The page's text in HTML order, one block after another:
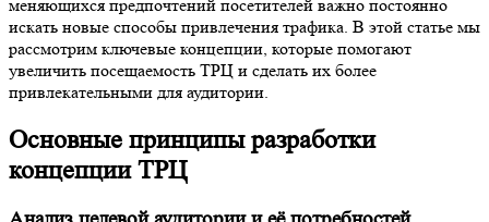
меняющихся предпочтений посетителей важно постоянно
искать новые способы привлечения трафика. В этой статье мы
рассмотрим ключевые концепции, которые помогают
увеличить посещаемость ТРЦ и сделать их более
привлекательными для аудитории.
Основные принципы разработки
концепции ТРЦ